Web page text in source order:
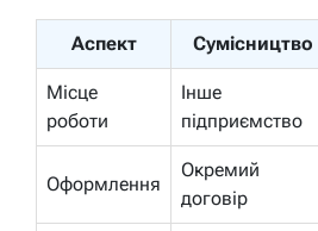
Аспект Сумісництво
Місце
роботи
Інше
підприємство
Оформлення
Окремий
договір